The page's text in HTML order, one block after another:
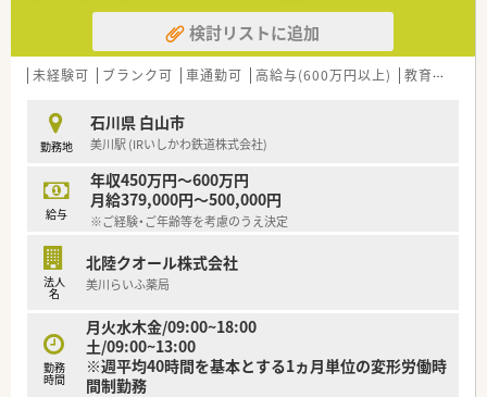
検討リストに追加
未経験可 ブランク可 車通勤可 高給与(600万円以上) 教育制度あり
勤務地
石川県 白山市
美川駅 (IRいしかわ鉄道株式会社)
給与
年収450万円～600万円
月給379,000円～500,000円
※ご経験・ご年齢等を考慮のうえ決定
法人
名
北陸クオール株式会社
美川らいふ薬局
勤務
時間
月火水木金/09:00~18:00
土/09:00~13:00
※週平均40時間を基本とする1ヵ月単位の変形労働時
間制勤務